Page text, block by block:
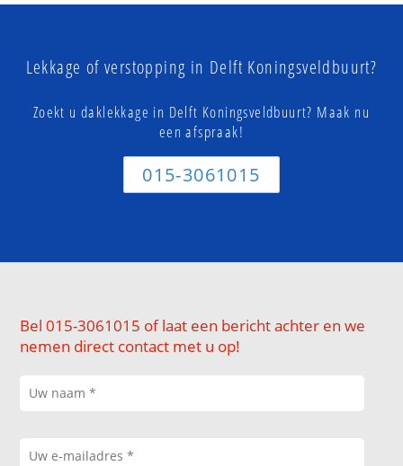
Lekkage of verstopping in Delft Koningsveldbuurt?
Zoekt u daklekkage in Delft Koningsveldbuurt? Maak nu
een afspraak!
015-3061015
Bel 015-3061015 of laat een bericht achter en we
nemen direct contact met u op!